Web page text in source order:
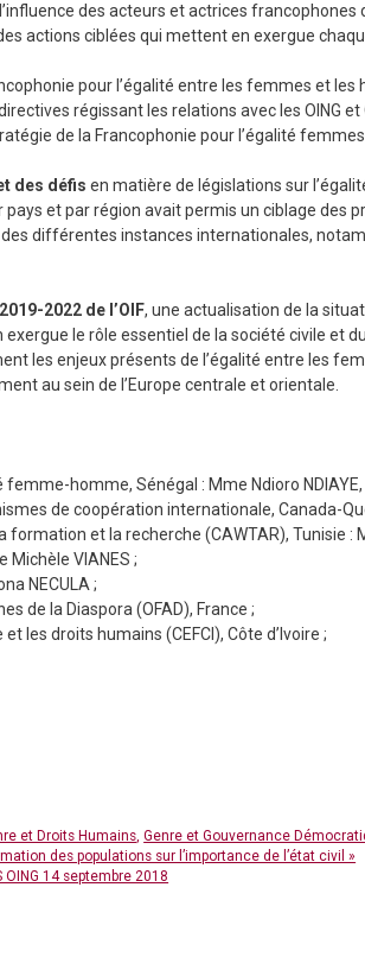
des acteurs et actrices
actions ciblées qui mettent en exergue
pour l’égalité entre les femmes et
régissant les relations avec les OING et
de la Francophonie pour l’égalité
des défis en matière de législations sur
et par région avait permis un ciblage des
différentes instances internationales,
2022 de l’OIF, une actualisation de la
le rôle essentiel de la société civile et du
les enjeux présents de l’égalité entre les
au sein de l’Europe centrale et orientale.
homme, Sénégal : Mme Ndioro
de coopération internationale, Canada-
et la recherche (CAWTAR), Tunisie :
Michèle VIANES ;
NECULA ;
de la Diaspora (OFAD), France ;
les droits humains (CEFCI), Côte d’Ivoire ;
et Droits Humains,Genre et Gouvernance
des populations sur l’importance de l’état civil »
OING 14 septembre 2018